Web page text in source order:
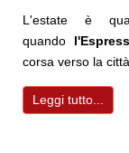
L'estate è
quando
corsa verso la
Leggi tutto...